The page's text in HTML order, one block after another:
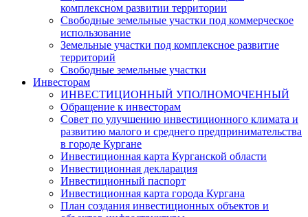
комплексном развитии территории
Свободные земельные участки под коммерческое
использование
Земельные участки под комплексное развитие
территорий
Свободные земельные участки
Инвесторам
ИНВЕСТИЦИОННЫЙ УПОЛНОМОЧЕННЫЙ
Обращение к инвесторам
Совет по улучшению инвестиционного климата и
развитию малого и среднего предпринимательства
в городе Кургане
Инвестиционная карта Курганской области
Инвестиционная декларация
Инвестиционный паспорт
Инвестиционная карта города Кургана
План создания инвестиционных объектов и